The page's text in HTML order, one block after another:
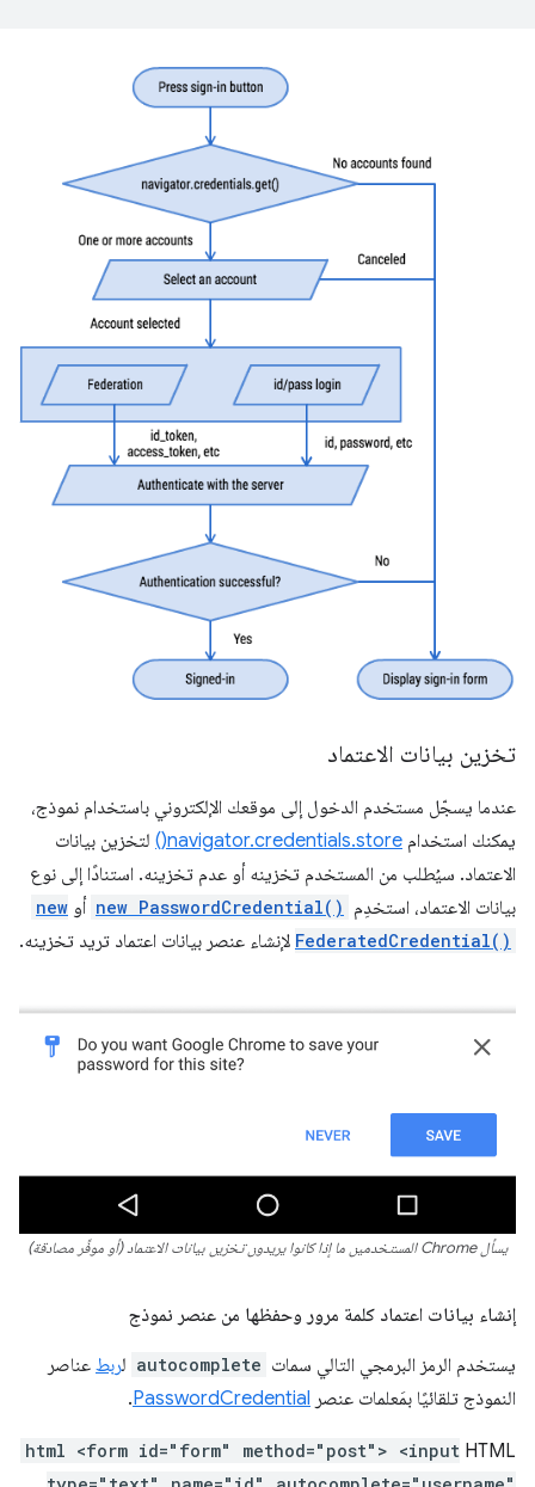
تخزين بيانات الاعتماد
عندما يسجّل مستخدم الدخول إلى موقعك الإلكتروني باستخدام نموذج،
يمكنك استخدام navigator.credentials.store()
لتخزين بيانات
الاعتماد. سيُطلب من المستخدم تخزينه أو عدم تخزينه. استنادًا إلى نوع
بيانات الاعتماد، استخدِم new PasswordCredential() أو new
FederatedCredential() لإنشاء عنصر بيانات اعتماد تريد تخزينه.
يسأل Chrome المستخدمين ما إذا كانوا يريدون تخزين بيانات الاعتماد (أو موفِّر مصادقة)
إنشاء بيانات اعتماد كلمة مرور وحفظها من عنصر نموذج
يستخدم الرمز البرمجي التالي سمات autocomplete لربط عناصر
النموذج تلقائيًا بمَعلمات عنصر PasswordCredential
.
HTML
html <form id="form" method="post"> <input